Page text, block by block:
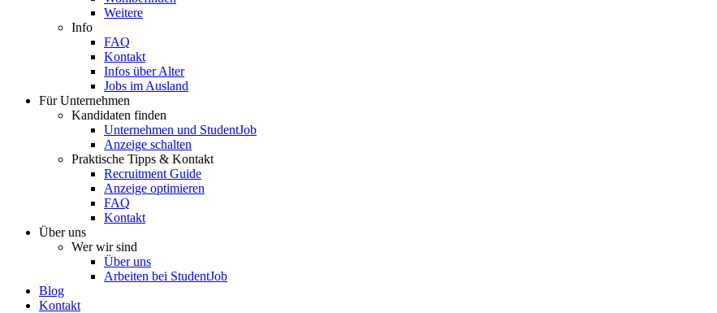
Weitere
Info
FAQ
Kontakt
Infos über Alter
Jobs im Ausland
Für Unternehmen
Kandidaten finden
Unternehmen und StudentJob
Anzeige schalten
Praktische Tipps & Kontakt
Recruitment Guide
Anzeige optimieren
FAQ
Kontakt
Über uns
Wer wir sind
Über uns
Arbeiten bei StudentJob
Blog
Kontakt